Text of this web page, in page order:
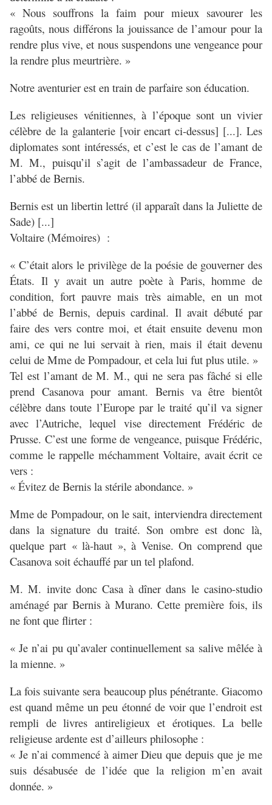
« Nous souffrons la faim pour mieux savourer les
ragoûts, nous différons la jouissance de l’amour pour la
rendre plus vive, et nous suspendons une vengeance pour
la rendre plus meurtrière. »
Notre aventurier est en train de parfaire son éducation.
Les religieuses vénitiennes, à l’époque sont un vivier
célèbre de la galanterie [voir encart ci-dessus] [...]. Les
diplomates sont intéressés, et c’est le cas de l’amant de
M. M., puisqu’il s’agit de l’ambassadeur de France,
l’abbé de Bernis.
Bernis est un libertin lettré (il apparaît dans la Juliette de
Sade) [...]
Voltaire (Mémoires) :
« C’était alors le privilège de la poésie de gouverner des
États. Il y avait un autre poète à Paris, homme de
condition, fort pauvre mais très aimable, en un mot
l’abbé de Bernis, depuis cardinal. Il avait débuté par
faire des vers contre moi, et était ensuite devenu mon
ami, ce qui ne lui servait à rien, mais il était devenu
celui de Mme de Pompadour, et cela lui fut plus utile. »
Tel est l’amant de M. M., qui ne sera pas fâché si elle
prend Casanova pour amant. Bernis va être bientôt
célèbre dans toute l’Europe par le traité qu’il va signer
avec l’Autriche, lequel vise directement Frédéric de
Prusse. C’est une forme de vengeance, puisque Frédéric,
comme le rappelle méchamment Voltaire, avait écrit ce
vers :
« Évitez de Bernis la stérile abondance. »
Mme de Pompadour, on le sait, interviendra directement
dans la signature du traité. Son ombre est donc là,
quelque part « là-haut », à Venise. On comprend que
Casanova soit échauffé par un tel plafond.
M. M. invite donc Casa à dîner dans le casino-studio
aménagé par Bernis à Murano. Cette première fois, ils
ne font que flirter :
« Je n’ai pu qu’avaler continuellement sa salive mêlée à
la mienne. »
La fois suivante sera beaucoup plus pénétrante. Giacomo
est quand même un peu étonné de voir que l’endroit est
rempli de livres antireligieux et érotiques. La belle
religieuse ardente est d’ailleurs philosophe :
« Je n’ai commencé à aimer Dieu que depuis que je me
suis désabusée de l’idée que la religion m’en avait
donnée. »